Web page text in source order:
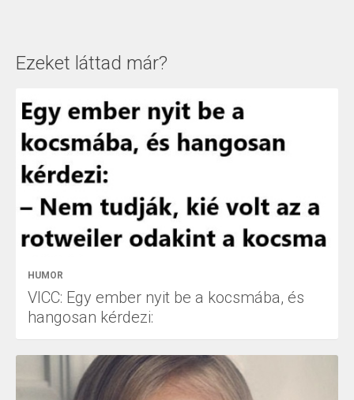
Ezeket láttad már?
HUMOR
VICC: Egy ember nyit be a kocsmába, és
hangosan kérdezi: